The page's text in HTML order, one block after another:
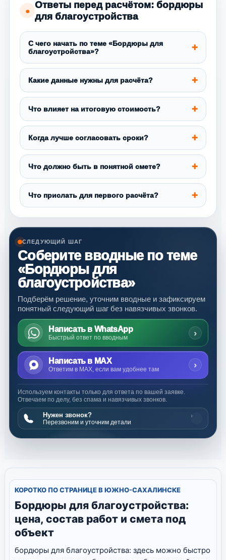
●
Ответы перед расчётом: бордюры
для благоустройства
С чего начать по теме «Бордюры для
благоустройства»?
Какие данные нужны для расчёта?
Что влияет на итоговую стоимость?
Когда лучше согласовать сроки?
Что должно быть в понятной смете?
Что прислать для первого расчёта?
СЛЕДУЮЩИЙ ШАГ
Соберите вводные по теме
«Бордюры для
благоустройства»
Подберём решение, уточним вводные и зафиксируем
понятный следующий шаг без навязчивых звонков.
Написать в WhatsApp
Быстрый ответ по вводным ›
Написать в MAX
Ответим в MAX, если вам удобнее там ›
Используем контакты только для ответа по вашей заявке.
Отвечаем по делу, без спама и навязчивых звонков.
Нужен звонок?
Перезвоним и уточним детали
›
КОРОТКО ПО СТРАНИЦЕ В ЮЖНО-САХАЛИНСКЕ
Бордюры для благоустройства:
цена, состав работ и смета под
объект
бордюры для благоустройства: здесь можно быстро